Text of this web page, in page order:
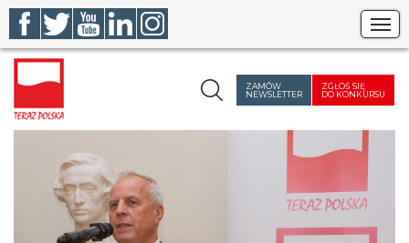
Szukaj ZAMÓW
NEWSLETTER
ZGŁOŚ SIĘ
DO KONKURSU